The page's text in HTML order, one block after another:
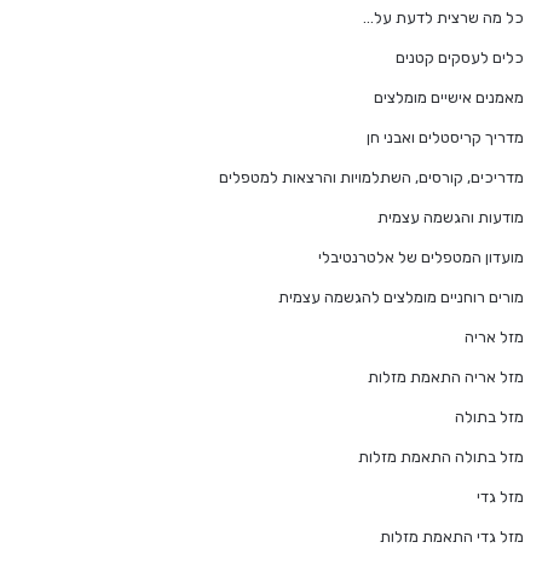
כל מה שרצית לדעת על…
כלים לעסקים קטנים
מאמנים אישיים מומלצים
מדריך קריסטלים ואבני חן
מדריכים, קורסים, השתלמויות והרצאות למטפלים
מודעות והגשמה עצמית
מועדון המטפלים של אלטרנטיבלי
מורים רוחניים מומלצים להגשמה עצמית
מזל אריה
מזל אריה התאמת מזלות
מזל בתולה
מזל בתולה התאמת מזלות
מזל גדי
מזל גדי התאמת מזלות